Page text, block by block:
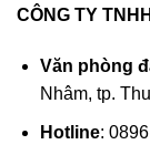
CÔNG TY
Văn phòng
Nhâm, tp.
Hotline: